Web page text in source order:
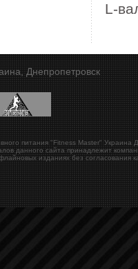
L-
Днепропетровск
питания "Fitness Master" Украина
данного сайта принадлежит
изданиях без согласования